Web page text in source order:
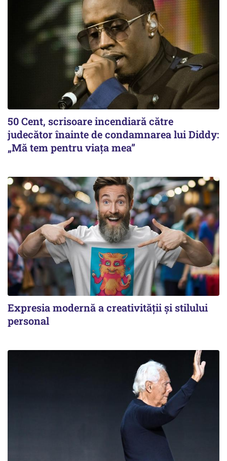
50 Cent, scrisoare incendiară către
judecător înainte de condamnarea lui Diddy:
„Mă tem pentru viața mea”
Expresia modernă a creativității și stilului
personal